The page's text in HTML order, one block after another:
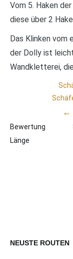
Vom 5. Haken
diese über 2
Das Klinken vom
der Dolly ist
Wandkletterei,
←
Bewertung
Länge
NEUSTE ROUTEN